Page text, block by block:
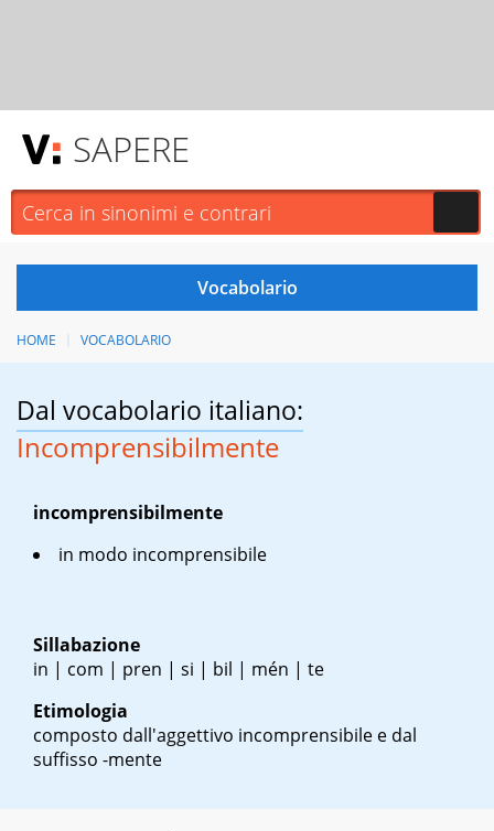
SAPERE
HOME VOCABOLARIO
Dal vocabolario italiano:
Incomprensibilmente
incomprensibilmente
in modo incomprensibile
Sillabazione
in | com | pren | si | bil | mén | te
Etimologia
composto dall'aggettivo incomprensibile e dal
suffisso -mente